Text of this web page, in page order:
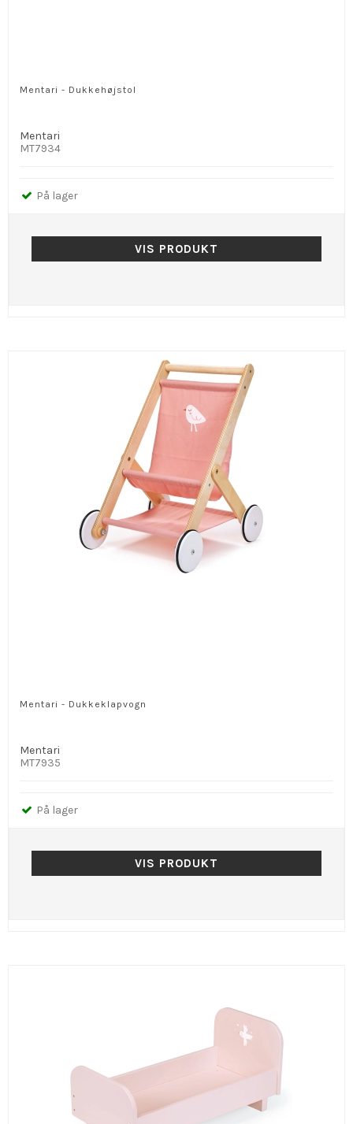
Mentari - Dukkehøjstol
Mentari
MT7934
På lager
VIS PRODUKT
Mentari - Dukkeklapvogn
Mentari
MT7935
På lager
VIS PRODUKT